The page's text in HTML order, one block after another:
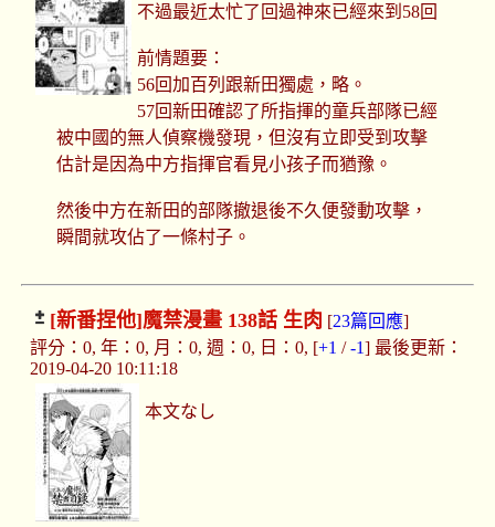
不過最近太忙了回過神來已經來到58回
前情題要：
56回加百列跟新田獨處，略。
57回新田確認了所指揮的童兵部隊已經
被中國的無人偵察機發現，但沒有立即受到攻擊
估計是因為中方指揮官看見小孩子而猶豫。
然後中方在新田的部隊撤退後不久便發動攻擊，
瞬間就攻佔了一條村子。
[新番捏他]魔禁漫畫 138話 生肉 [23篇回應]
評分：0, 年：0, 月：0, 週：0, 日：0, [+1 /-1] 最後更新：
2019-04-20 10:11:18
本文なし